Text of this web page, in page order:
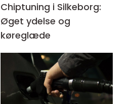
Chiptuning i Silkeborg:
Øget ydelse og
køreglæde